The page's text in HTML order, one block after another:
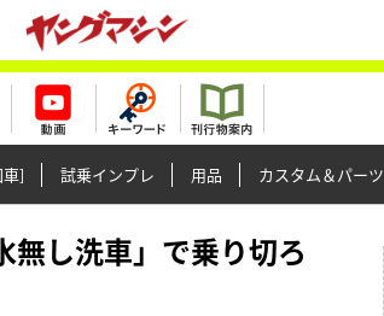
] 試乗インプレ 用品 カスタム＆パーツ
し洗車」で乗り切ろ